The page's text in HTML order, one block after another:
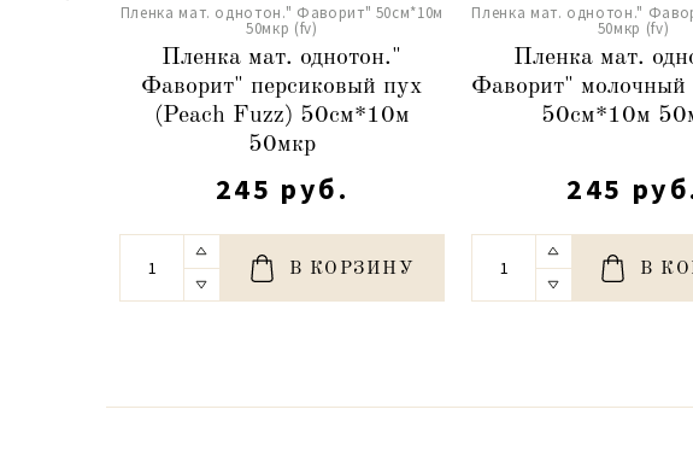
Пленка мат. однотон." Фаворит" 50см*10м
50мкр (fv)
Пленка мат. однотон."
Фаворит" персиковый пух
(Peach Fuzz) 50см*10м
50мкр
245 руб.
В КОРЗИНУ
Пленка мат. однотон."
50мкр (fv)
Пленка мат.
Фаворит"
50см*10м
245
В